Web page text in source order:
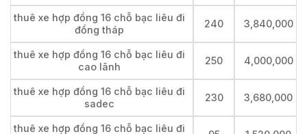
thuê xe hợp đồng 16 chỗ bạc liêu đi
đồng tháp
240 3,840,000
thuê xe hợp đồng 16 chỗ bạc liêu đi
cao lãnh
250 4,000,000
thuê xe hợp đồng 16 chỗ bạc liêu đi
sadec
230 3,680,000
thuê xe hợp đồng 16 chỗ bạc liêu đi